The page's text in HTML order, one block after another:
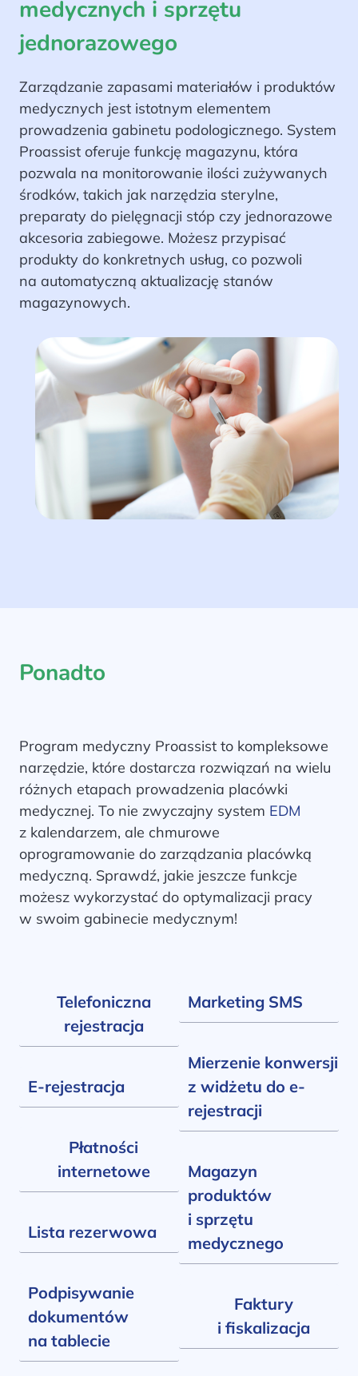
medycznych i sprzętu
jednorazowego
Zarządzanie zapasami materiałów i produktów
medycznych jest istotnym elementem
prowadzenia gabinetu podologicznego. System
Proassist oferuje funkcję magazynu, która
pozwala na monitorowanie ilości zużywanych
środków, takich jak narzędzia sterylne,
preparaty do pielęgnacji stóp czy jednorazowe
akcesoria zabiegowe. Możesz przypisać
produkty do konkretnych usług, co pozwoli
na automatyczną aktualizację stanów
magazynowych.
Ponadto
Program medyczny Proassist to kompleksowe
narzędzie, które dostarcza rozwiązań na wielu
różnych etapach prowadzenia placówki
medycznej. To nie zwyczajny system EDM
z kalendarzem, ale chmurowe
oprogramowanie do zarządzania placówką
medyczną. Sprawdź, jakie jeszcze funkcje
możesz wykorzystać do optymalizacji pracy
w swoim gabinecie medycznym!
Telefoniczna
rejestracja
E-rejestracja
Płatności
internetowe
Lista rezerwowa
Podpisywanie
dokumentów
na tablecie
Marketing SMS
Mierzenie konwersji
z widżetu do e-
rejestracji
Magazyn
produktów
i sprzętu
medycznego
Faktury
i fiskalizacja